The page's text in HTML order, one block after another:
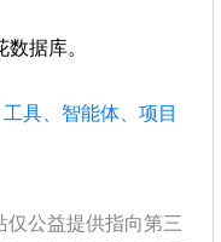
据库。
具、智能体、项目
仅公益提供指向第三